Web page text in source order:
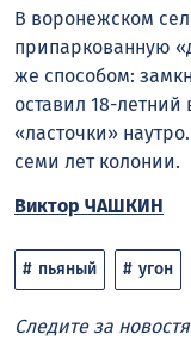
В воронежском
припаркованную
же способом:
оставил 18-
«ласточки»
семи лет колонии.
Виктор ЧАШКИН
пьяный угон
Следите за